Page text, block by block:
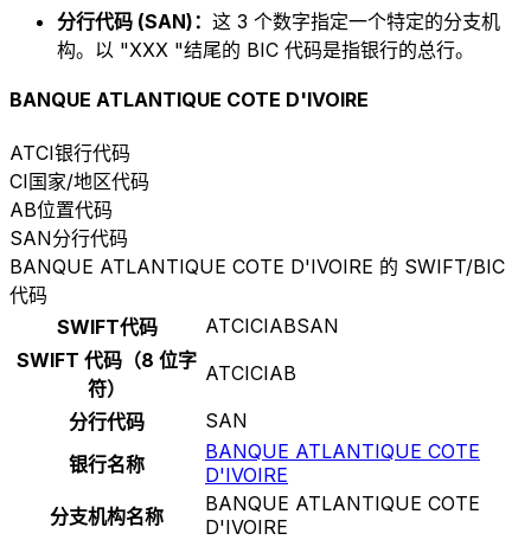
分行代码 (SAN)： 这 3 个数字指定一个特定的分支机
构。以 "XXX "结尾的 BIC 代码是指银行的总行。
BANQUE ATLANTIQUE COTE D'IVOIRE
ATCI银行代码
CI国家/地区代码
AB位置代码
SAN分行代码
BANQUE ATLANTIQUE COTE D'IVOIRE 的 SWIFT/BIC
代码
SWIFT代码
ATCICIABSAN
SWIFT 代码（8 位字
符）
ATCICIAB
分行代码
SAN
银行名称
BANQUE ATLANTIQUE COTE
D'IVOIRE
分支机构名称
BANQUE ATLANTIQUE COTE
D'IVOIRE